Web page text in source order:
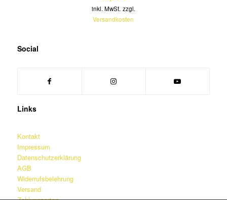
inkl. MwSt. zzgl.
Versandkosten
Social
Links
Kontakt
Impressum
Datenschutzerklärung
AGB
Widerrufsbelehrung
Versand